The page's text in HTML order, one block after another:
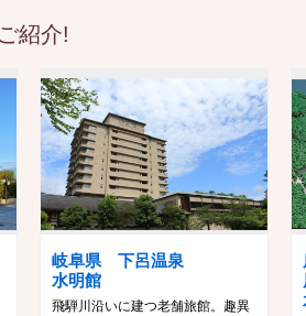
紹介!
岐阜県 下呂温泉
水明館
飛騨川沿いに建つ老舗旅館。趣異